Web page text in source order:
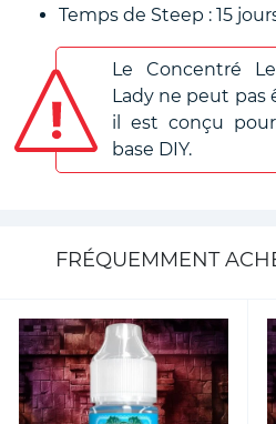
Temps de Steep : 15
Le Concentré
Lady ne peut pas
il est conçu
base DIY.
FRÉQUEMMENT